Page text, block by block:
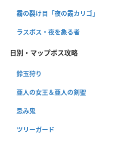
霧の裂け目「夜の霞カリゴ」
ラスボス・夜を象る者
日別・マップボス攻略
鈴玉狩り
亜人の女王＆亜人の剣聖
忌み鬼
ツリーガード